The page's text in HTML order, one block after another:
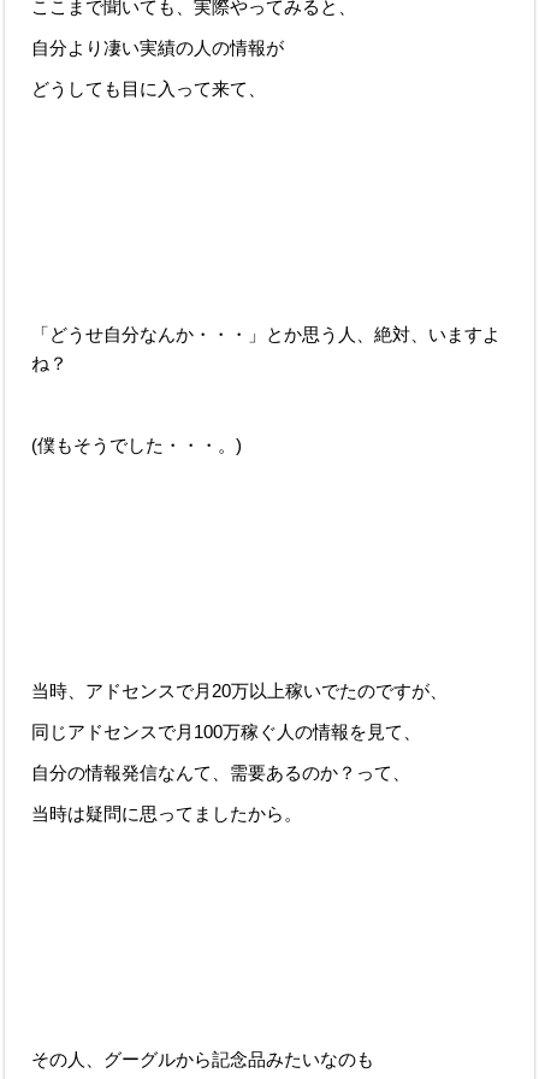
ここまで聞いても、実際やってみると、
自分より凄い実績の人の情報が
どうしても目に入って来て、
「どうせ自分なんか・・・」とか思う人、絶対、いますよ
ね？
(僕もそうでした・・・。)
当時、アドセンスで月20万以上稼いでたのですが、
同じアドセンスで月100万稼ぐ人の情報を見て、
自分の情報発信なんて、需要あるのか？って、
当時は疑問に思ってましたから。
その人、グーグルから記念品みたいなのも